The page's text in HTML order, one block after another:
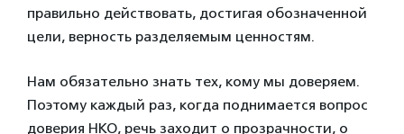
правильно действовать, достигая обозначенной
цели, верность разделяемым ценностям.
Нам обязательно знать тех, кому мы доверяем.
Поэтому каждый раз, когда поднимается вопрос
доверия НКО, речь заходит о прозрачности, о